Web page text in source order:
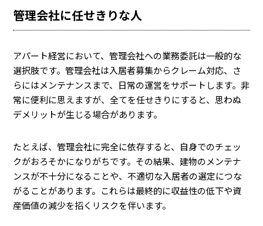
管理会社に任せきりな人
アパート経営において、管理会社への業務委託は一般的な
選択肢です。管理会社は入居者募集からクレーム対応、さ
らにはメンテナンスまで、日常の運営をサポートします。非
常に便利に思えますが、全てを任せきりにすると、思わぬ
デメリットが生じる場合があります。
たとえば、管理会社に完全に依存すると、自身でのチェッ
クがおろそかになりがちです。その結果、建物のメンテナ
ンスが不十分になることや、不適切な入居者の選定につな
がることがあります。これらは最終的に収益性の低下や資
産価値の減少を招くリスクを伴います。